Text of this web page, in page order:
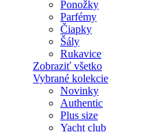
Ponožky
Parfémy
Čiapky
Šály
Rukavice
Zobraziť všetko
Vybrané kolekcie
Novinky
Authentic
Plus size
Yacht club